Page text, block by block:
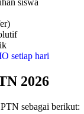
siswa
setiap hari
2026
sebagai berikut: